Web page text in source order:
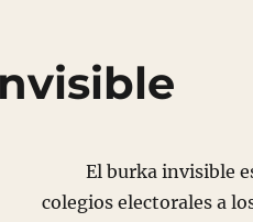
El burka invisible es
colegios electorales a